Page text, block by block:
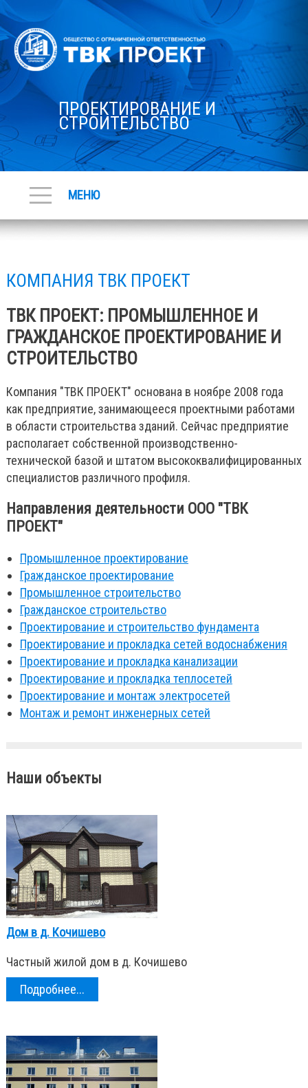
ПРОЕКТИРОВАНИЕ И
СТРОИТЕЛЬСТВО
МЕНЮ
КОМПАНИЯ ТВК ПРОЕКТ
ТВК ПРОЕКТ: ПРОМЫШЛЕННОЕ И
ГРАЖДАНСКОЕ ПРОЕКТИРОВАНИЕ И
СТРОИТЕЛЬСТВО
Компания "ТВК ПРОЕКТ" основана в ноябре 2008 года
как предприятие, занимающееся проектными работами
в области строительства зданий. Сейчас предприятие
располагает собственной производственно-
технической базой и штатом высококвалифицированных
специалистов различного профиля.
Направления деятельности ООО "ТВК
ПРОЕКТ"
Промышленное проектирование
Гражданское проектирование
Промышленное строительство
Гражданское строительство
Проектирование и строительство фундамента
Проектирование и прокладка сетей водоснабжения
Проектирование и прокладка канализации
Проектирование и прокладка теплосетей
Проектирование и монтаж электросетей
Монтаж и ремонт инженерных сетей
Наши объекты
Дом в д. Кочишево
Частный жилой дом в д. Кочишево
Подробнее...